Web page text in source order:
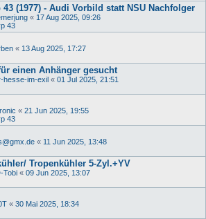
43 (1977) - Audi Vorbild statt NSU Nachfolger
« 17 Aug 2025, 09:26
43
« 13 Aug 2025, 17:27
einen Anhänger gesucht
hesse-im-exil « 01 Jul 2025, 21:51
« 21 Jun 2025, 19:55
43
« 11 Jun 2025, 13:48
Tropenkühler 5-Zyl.+YV
Tobi « 09 Jun 2025, 13:07
« 30 Mai 2025, 18:34